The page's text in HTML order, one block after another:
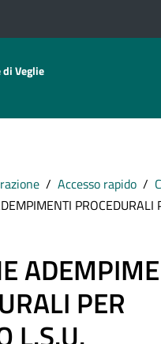
di Veglie
Accesso rapido
PROCEDURALI
PER